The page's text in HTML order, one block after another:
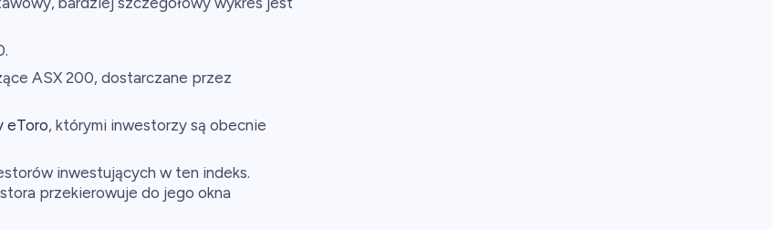
ASX 200, dostarczane przez
eToro, którymi inwestorzy są obecnie
inwestujących w ten indeks.
przekierowuje do jego okna